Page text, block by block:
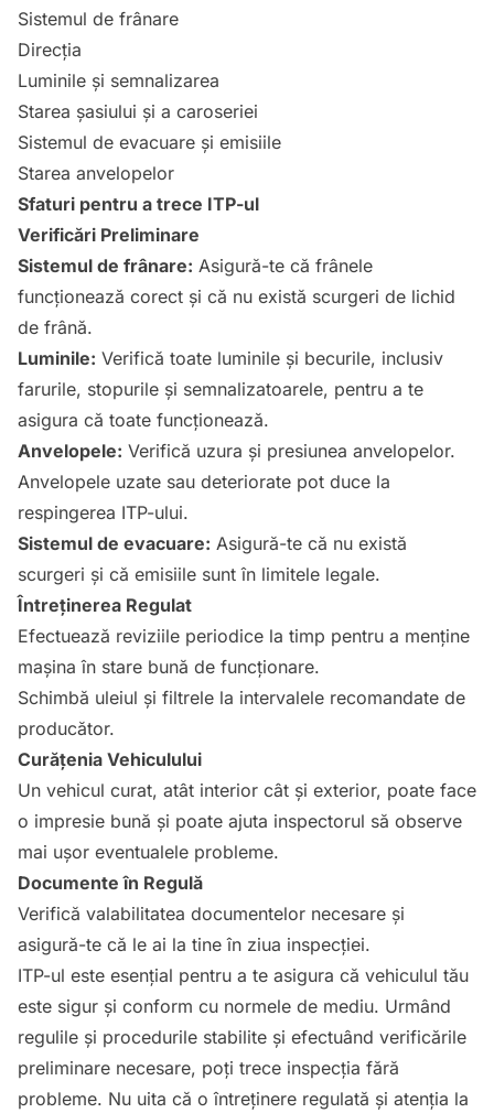
Sistemul de frânare
Direcția
Luminile și semnalizarea
Starea șasiului și a caroseriei
Sistemul de evacuare și emisiile
Starea anvelopelor
Sfaturi pentru a trece ITP-ul
Verificări Preliminare
Sistemul de frânare: Asigură-te că frânele
funcționează corect și că nu există scurgeri de lichid
de frână.
Luminile: Verifică toate luminile și becurile, inclusiv
farurile, stopurile și semnalizatoarele, pentru a te
asigura că toate funcționează.
Anvelopele: Verifică uzura și presiunea anvelopelor.
Anvelopele uzate sau deteriorate pot duce la
respingerea ITP-ului.
Sistemul de evacuare: Asigură-te că nu există
scurgeri și că emisiile sunt în limitele legale.
Întreținerea Regulat
Efectuează reviziile periodice la timp pentru a menține
mașina în stare bună de funcționare.
Schimbă uleiul și filtrele la intervalele recomandate de
producător.
Curățenia Vehiculului
Un vehicul curat, atât interior cât și exterior, poate face
o impresie bună și poate ajuta inspectorul să observe
mai ușor eventualele probleme.
Documente în Regulă
Verifică valabilitatea documentelor necesare și
asigură-te că le ai la tine în ziua inspecției.
ITP-ul este esențial pentru a te asigura că vehiculul tău
este sigur și conform cu normele de mediu. Urmând
regulile și procedurile stabilite și efectuând verificările
preliminare necesare, poți trece inspecția fără
probleme. Nu uita că o întreținere regulată și atenția la